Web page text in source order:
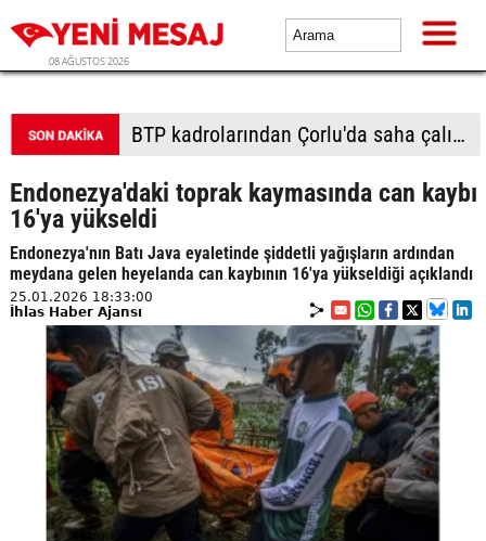
08 AĞUSTOS 2026
BTP kadrolarından Çorlu'da saha çalışması: Vatandaşlardan yoğun ilgi
Endonezya'daki toprak kaymasında can kaybı
16'ya yükseldi
Endonezya'nın Batı Java eyaletinde şiddetli yağışların ardından
meydana gelen heyelanda can kaybının 16'ya yükseldiği açıklandı
25.01.2026 18:33:00
İhlas Haber Ajansı